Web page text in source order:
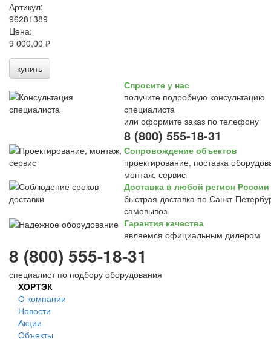
Артикул:
96281389
Цена:
9 000,00 ₽
купить
Спросите у нас
получите подробную консультацию
специалиста
или оформите заказ по телефону
8 (800) 555-18-31
Сопровождение объектов
проектирование, поставка
монтаж, сервис
Доставка в любой регион России
быстрая доставка по Санкт-
самовывоз
Гарантия качества
являемся официальным дилером
8 (800) 555-18-31
специалист по подбору оборудования
ХОРТЭК
О компании
Новости
Акции
Объекты